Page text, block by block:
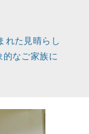
れた見晴らし
なご家族に